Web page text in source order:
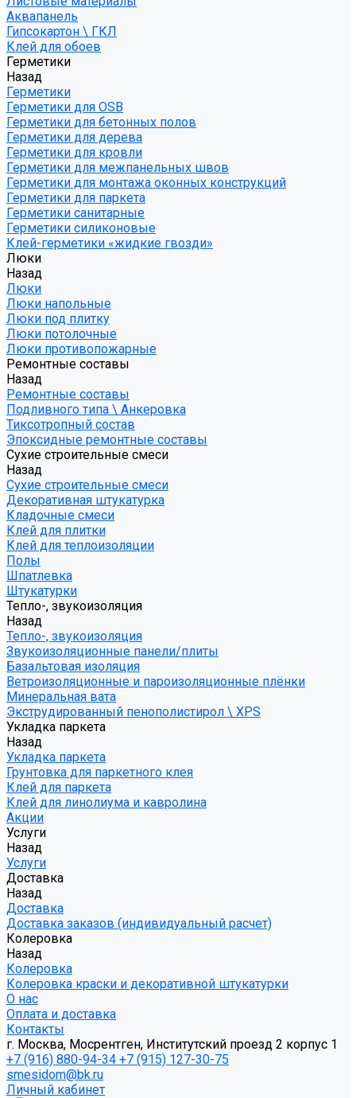
Аквапанель
Гипсокартон \ ГКЛ
Клей для обоев
Герметики
Назад
Герметики
Герметики для OSB
Герметики для бетонных полов
Герметики для дерева
Герметики для кровли
Герметики для межпанельных швов
Герметики для монтажа оконных конструкций
Герметики для паркета
Герметики санитарные
Герметики силиконовые
Клей-герметики «жидкие гвозди»
Люки
Назад
Люки
Люки напольные
Люки под плитку
Люки потолочные
Люки противопожарные
Ремонтные составы
Назад
Ремонтные составы
Подливного типа \ Анкеровка
Тиксотропный состав
Эпоксидные ремонтные составы
Сухие строительные смеси
Назад
Сухие строительные смеси
Декоративная штукатурка
Кладочные смеси
Клей для плитки
Клей для теплоизоляции
Полы
Шпатлевка
Штукатурки
Тепло-, звукоизоляция
Назад
Тепло-, звукоизоляция
Звукоизоляционные панели/плиты
Базальтовая изоляция
Ветроизоляционные и пароизоляционные плёнки
Минеральная вата
Экструдированный пенополистирол \ XPS
Укладка паркета
Назад
Укладка паркета
Грунтовка для паркетного клея
Клей для паркета
Клей для линолиума и кавролина
Акции
Услуги
Назад
Услуги
Доставка
Назад
Доставка
Доставка заказов (индивидуальный расчет)
Колеровка
Назад
Колеровка
Колеровка краски и декоративной штукатурки
О нас
Оплата и доставка
Контакты
г. Москва, Мосрентген, Институтский проезд 2 корпус 1
+7 (916) 880-94-34 +7 (915) 127-30-75
smesidom@bk.ru
Личный кабинет